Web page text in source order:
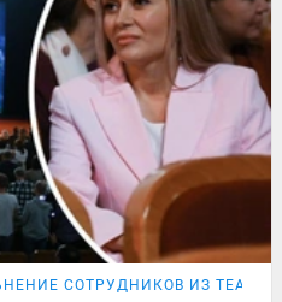
СОТРУДНИКОВ ИЗ